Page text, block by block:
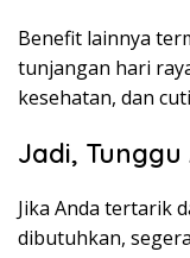
Benefit lainnya
tunjangan hari
kesehatan, dan
Jadi, Tunggu
Jika Anda tertarik
dibutuhkan,